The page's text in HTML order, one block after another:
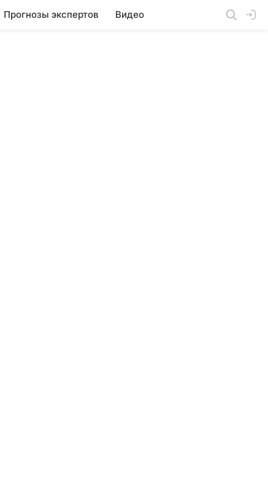
Прогнозы экспертов Видео